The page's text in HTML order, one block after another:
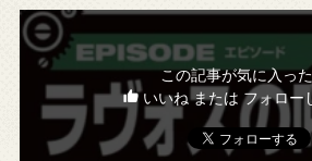
この記事が気に入っ
いいね または フォロー